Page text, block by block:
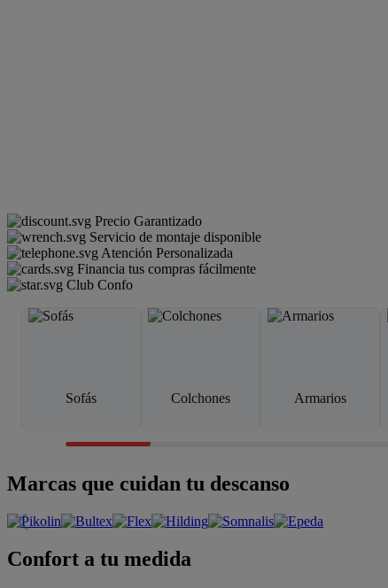
Precio Garantizado
Servicio de montaje disponible
Atención Personalizada
Financia tus compras fácilmente
Club Confo
Sofás Colchones Armarios
Marcas que cuidan tu descanso
Confort a tu medida